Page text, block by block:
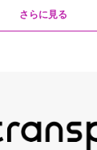
さらに見る